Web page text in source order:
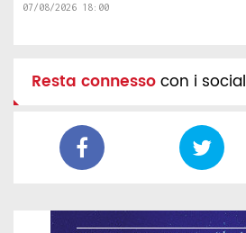
07/08/2026 18:00
Resta connessocon i social